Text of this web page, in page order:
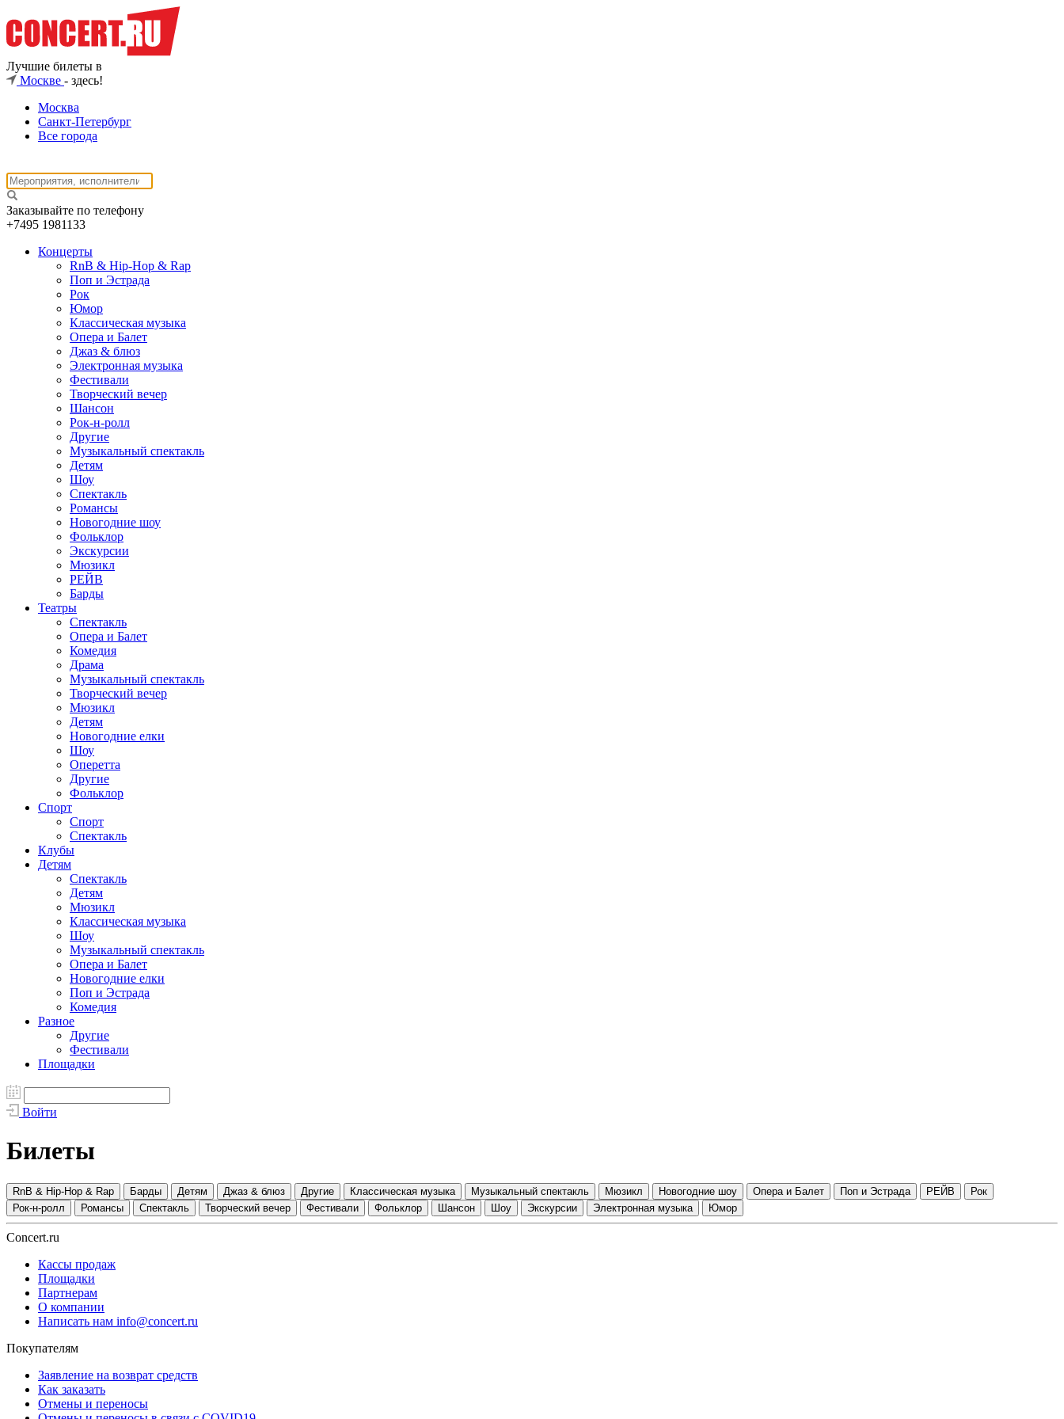
Лучшие билеты в
Москве - здесь!
Москва
Санкт-Петербург
Все города
Заказывайте по телефону
+7495 1981133
Концерты
RnB & Hip-Hop & Rap
Поп и Эстрада
Рок
Юмор
Классическая музыка
Опера и Балет
Джаз & блюз
Электронная музыка
Фестивали
Творческий вечер
Шансон
Рок-н-ролл
Другие
Музыкальный спектакль
Детям
Шоу
Спектакль
Романсы
Новогодние шоу
Фольклор
Экскурсии
Мюзикл
РЕЙВ
Барды
Театры
Спектакль
Опера и Балет
Комедия
Драма
Музыкальный спектакль
Творческий вечер
Мюзикл
Детям
Новогодние елки
Шоу
Оперетта
Другие
Фольклор
Спорт
Спорт
Спектакль
Клубы
Детям
Спектакль
Детям
Мюзикл
Классическая музыка
Шоу
Музыкальный спектакль
Опера и Балет
Новогодние елки
Поп и Эстрада
Комедия
Разное
Другие
Фестивали
Площадки
Войти
Билеты
RnB & Hip-Hop & Rap Барды Детям Джаз & блюз Другие Классическая музыка Музыкальный спектакль Мюзикл Новогодние шоу Опера и Балет Поп и Эстрада РЕЙВ
Рок
Рок-н-ролл
Романсы Спектакль Творческий вечер Фестивали Фольклор Шансон Шоу Экскурсии Электронная музыка Юмор
Concert.ru
Кассы продаж
Площадки
Партнерам
О компании
Написать нам info@concert.ru
Покупателям
Заявление на возврат средств
Как заказать
Отмены и переносы